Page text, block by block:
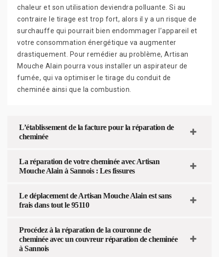
chaleur et son utilisation deviendra polluante. Si au
contraire le tirage est trop fort, alors il y a un risque de
surchauffe qui pourrait bien endommager l’appareil et
votre consommation énergétique va augmenter
drastiquement. Pour remédier au problème, Artisan
Mouche Alain pourra vous installer un aspirateur de
fumée, qui va optimiser le tirage du conduit de
cheminée ainsi que la combustion.
L’établissement de la facture pour la réparation de
cheminée
La réparation de votre cheminée avec Artisan
Mouche Alain à Sannois : Les fissures
Le déplacement de Artisan Mouche Alain est sans
frais dans tout le 95110
Procédez à la réparation de la couronne de
cheminée avec un couvreur réparation de cheminée
à Sannois